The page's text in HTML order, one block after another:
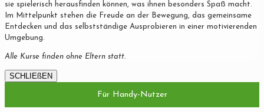
sie spielerisch herausfinden können, was ihnen besonders Spaß macht.
Im Mittelpunkt stehen die Freude an der Bewegung, das gemeinsame
Entdecken und das selbstständige Ausprobieren in einer motivierenden
Umgebung.
Alle Kurse finden ohne Eltern statt.
SCHLIEßEN
Für Handy-Nutzer